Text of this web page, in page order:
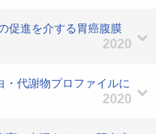
促進を介する胃癌腹膜
2020
・代謝物プロファイルに
2020